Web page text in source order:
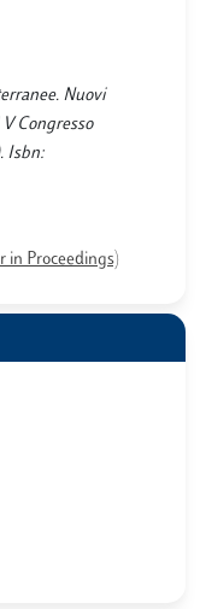
Nuovi
Congresso
Isbn:
in Proceedings)